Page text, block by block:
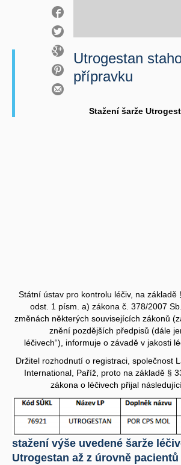
Utrogestan
přípravku
Stažení šarže
Státní ústav pro kontrolu léčiv, na základě
odst. 1 písm. a) zákona č. 378/2007
změnách některých souvisejících zákonů
znění pozdějších předpisů (dále
léčivech“), informuje o závadě v jakosti
Držitel rozhodnutí o registraci, společnost
International, Paříž, proto na základě §
zákona o léčivech přijal
stažení výše uvedené šarže
Utrogestan až z úrovně